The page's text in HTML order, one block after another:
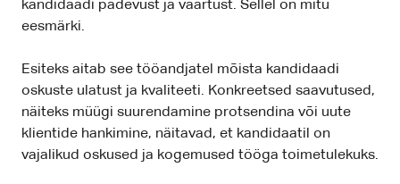
kandidaadi pädevust ja väärtust. Sellel on mitu
eesmärki.
Esiteks aitab see tööandjatel mõista kandidaadi
oskuste ulatust ja kvaliteeti. Konkreetsed saavutused,
näiteks müügi suurendamine protsendina või uute
klientide hankimine, näitavad, et kandidaatil on
vajalikud oskused ja kogemused tööga toimetulekuks.